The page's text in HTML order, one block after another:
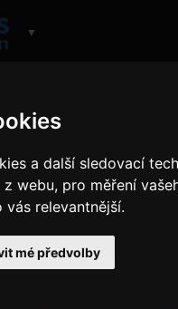
a další sledovací
webu, pro měření
relevantnější.
mé předvolby
▼